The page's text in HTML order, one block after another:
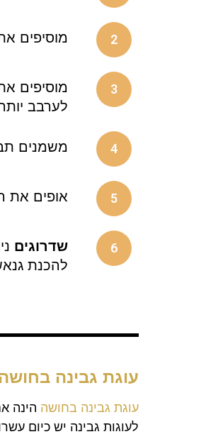
2 מוסיפים
3
מוסיפים
לערבב
4 משמנים תבנית עגולה
5 אופים את העוגה בתנור שחומם
6 שדרוגים
להכנת גנאש השוקולד
עוגת גבינה
עוגת גבינה בחושה הינה
לעוגות גבינה יש כיום